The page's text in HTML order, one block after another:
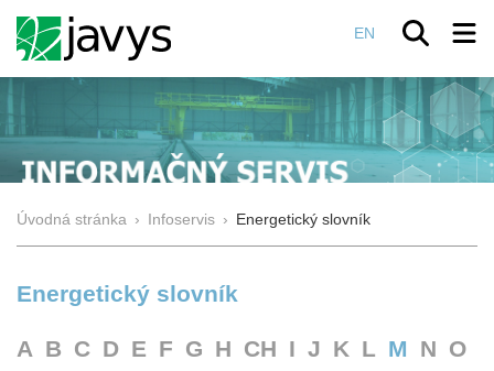
EN
Úvodná stránka › Infoservis › Energetický slovník
Energetický slovník
A B C D E F G H CH I J K L M N O